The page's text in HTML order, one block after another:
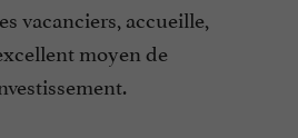
vacanciers, accueille,
moyen de